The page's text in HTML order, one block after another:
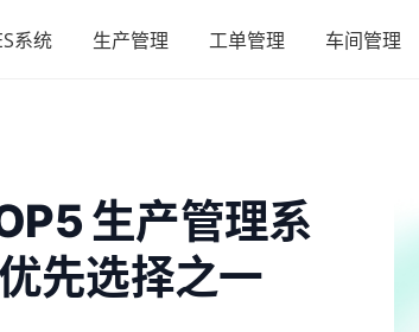
系统 生产管理 工单管理 车间管理
生产管理系
先选择之一